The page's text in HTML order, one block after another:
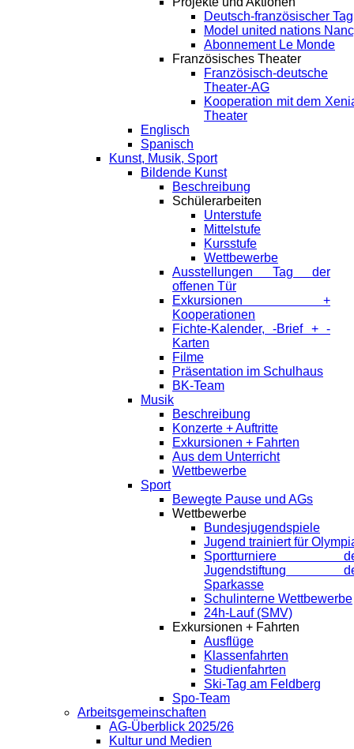
Deutsch-französischer Tag
Model united nations
Abonnement Le Monde
Französisches Theater
Französisch-deutsche
Theater-AG
Kooperation mit dem
Theater
Englisch
Spanisch
Kunst, Musik, Sport
Bildende Kunst
Beschreibung
Schülerarbeiten
Unterstufe
Mittelstufe
Kursstufe
Wettbewerbe
Ausstellungen Tag der
offenen Tür
Exkursionen +
Kooperationen
Fichte-Kalender, -Brief + -
Karten
Filme
Präsentation im Schulhaus
BK-Team
Musik
Beschreibung
Konzerte + Auftritte
Exkursionen + Fahrten
Aus dem Unterricht
Wettbewerbe
Sport
Bewegte Pause und AGs
Wettbewerbe
Bundesjugendspiele
Jugend trainiert für
Sportturniere
Jugendstiftung
Sparkasse
Schulinterne Wettbewerbe
24h-Lauf (SMV)
Exkursionen + Fahrten
Ausflüge
Klassenfahrten
Studienfahrten
Ski-Tag am Feldberg
Spo-Team
Arbeitsgemeinschaften
AG-Überblick 2025/26
Kultur und Medien